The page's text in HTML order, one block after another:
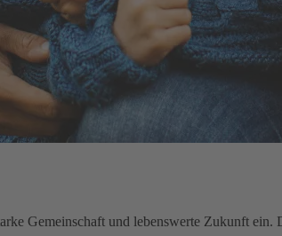
Gemeinschaft und lebenswerte Zukunft